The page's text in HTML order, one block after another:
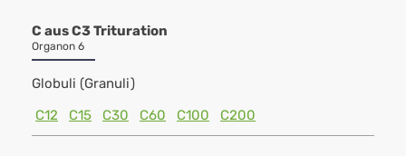
C aus C3 Trituration
Organon 6
Globuli (Granuli)
C12
C15 C30 C60 C100 C200